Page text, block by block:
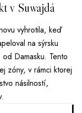
v Suwajdá
vyhrotila, keď
na sýrsku
Damasku. Tento
zóny, v rámci ktorej
násilností,